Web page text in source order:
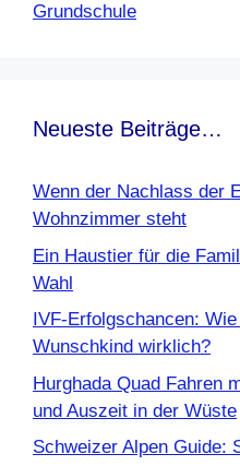
Grundschule
Neueste Beiträge…
Wenn der Nachlass der
Wohnzimmer steht
Ein Haustier für die
Wahl
IVF-Erfolgschancen:
Wunschkind wirklich?
Hurghada Quad Fahren
und Auszeit in der Wüste
Schweizer Alpen Guide: